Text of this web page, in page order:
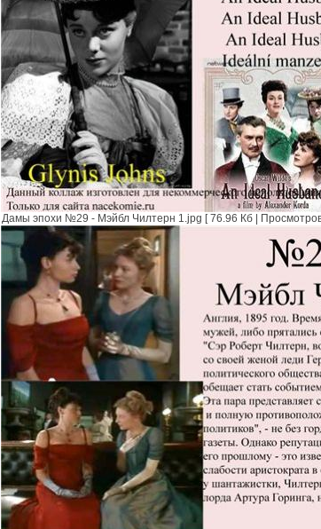
Дамы эпохи №29 - Мэйбл Чилтерн 1.jpg [ 76.96 Кб |